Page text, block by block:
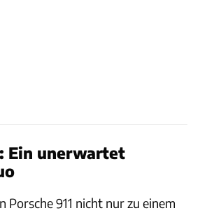
Ein unerwartet
Porsche 911 nicht nur zu einem